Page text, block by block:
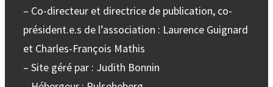
– Co-directeur et directrice de publication, co-
président.e.s de l’association : Laurence Guignard
et Charles-François Mathis
– Site géré par : Judith Bonnin